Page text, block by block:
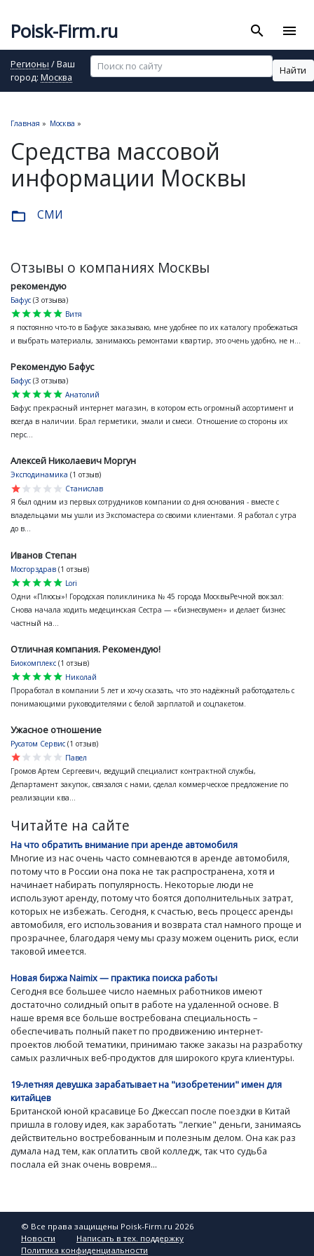
Poisk-Firm.ru search menu
Регионы / Ваш
город: Москва
Найти
Главная » Москва »
Средства массовой
информации Москвы
folder_open СМИ
Отзывы о компаниях Москвы
рекомендую
Бафус (3 отзыва)
star
star
star
star
star
Витя
я постоянно что-то в Бафусе заказываю, мне удобнее по их каталогу пробежаться
и выбрать материалы, занимаюсь ремонтами квартир, это очень удобно, не н...
Рекомендую Бафус
Бафус (3 отзыва)
star
star
star
star
star
Анатолий
Бафус прекрасный интернет магазин, в котором есть огромный ассортимент и
всегда в наличии. Брал герметики, эмали и смеси. Отношение со стороны их
перс...
Алексей Николаевич Моргун
Эксподинамика (1 отзыв)
star
star
star
star
star
Станислав
Я был одним из первых сотрудников компании со дня основания - вместе с
владельцами мы ушли из Экспомастера со своими клиентами. Я работал с утра
до в...
Иванов Степан
Мосгорздрав (1 отзыв)
star
star
star
star
star
Lori
Одни «Плюсы»! Городская поликлиника № 45 города МосквыРечной вокзал:
Снова начала ходить медецинская Сестра — «бизнесвумен» и делает бизнес
частный на...
Отличная компания. Рекомендую!
Биокомплекс (1 отзыв)
star
star
star
star
star
Николай
Проработал в компании 5 лет и хочу сказать, что это надёжный работодатель с
понимающими руководителями с белой зарплатой и соцпакетом.
Ужасное отношение
Русатом Сервис (1 отзыв)
star
star
star
star
star
Павел
Громов Артем Сергеевич, ведущий специалист контрактной службы,
Департамент закупок, связался с нами, сделал коммерческое предложение по
реализации ква...
Читайте на сайте
На что обратить внимание при аренде автомобиля
Многие из нас очень часто сомневаются в аренде автомобиля,
потому что в России она пока не так распространена, хотя и
начинает набирать популярность. Некоторые люди не
используют аренду, потому что боятся дополнительных затрат,
которых не избежать. Сегодня, к счастью, весь процесс аренды
автомобиля, его использования и возврата стал намного проще и
прозрачнее, благодаря чему мы сразу можем оценить риск, если
таковой имеется.
Новая биржа Naimix — практика поиска работы
Сегодня все большее число наемных работников имеют
достаточно солидный опыт в работе на удаленной основе. В
наше время все больше востребована специальность –
обеспечивать полный пакет по продвижению интернет-
проектов любой тематики, принимаю также заказы на разработку
самых различных веб-продуктов для широкого круга клиентуры.
19-летняя девушка зарабатывает на "изобретении" имен для
китайцев
Британской юной красавице Бо Джессап после поездки в Китай
пришла в голову идея, как заработать "легкие" деньги, занимаясь
действительно востребованным и полезным делом. Она как раз
думала над тем, как оплатить свой колледж, так что судьба
послала ей знак очень вовремя...
© Все права защищены Poisk-Firm.ru 2026
Новости
Написать в тех. поддержку
Политика конфиденциальности